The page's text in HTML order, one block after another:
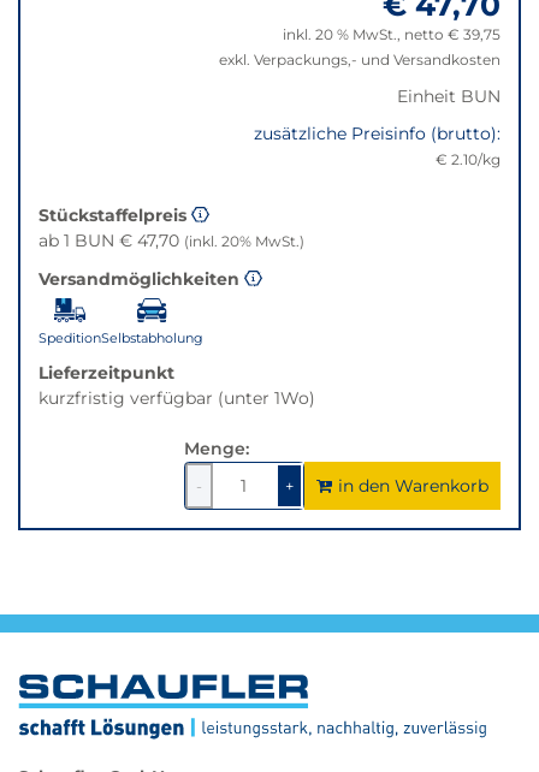
inkl. 20 % MwSt., netto € 39,75
exkl. Verpackungs,- und Versandkosten
Einheit BUN
zusätzliche Preisinfo (brutto):
€ 2.10/kg
Stückstaffelpreis
ab 1 BUN € 47,70 (inkl. 20% MwSt.)
Versandmöglichkeiten
SpeditionSelbstabholung
Lieferzeitpunkt
kurzfristig verfügbar (unter 1Wo)
Menge:
-
1
verringern
+1um
1
erhöhen
in den Warenkorb